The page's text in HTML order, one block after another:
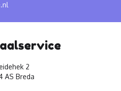
2
AS Breda